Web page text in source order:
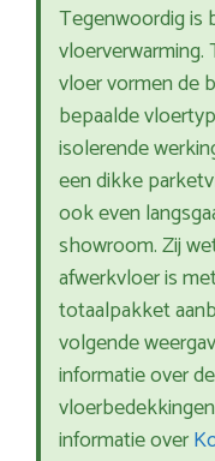
Tegenwoordig is
vloer vormen de
bepaalde
isolerende
een dikke
ook even
showroom. Zij
afwerkvloer is
totaalpakket
volgende
informatie over
informatie over